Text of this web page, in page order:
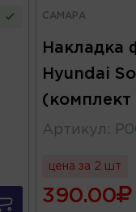
САМАРА
Накладка
Hyundai
Артикул :
цена за 2 шт
390.00